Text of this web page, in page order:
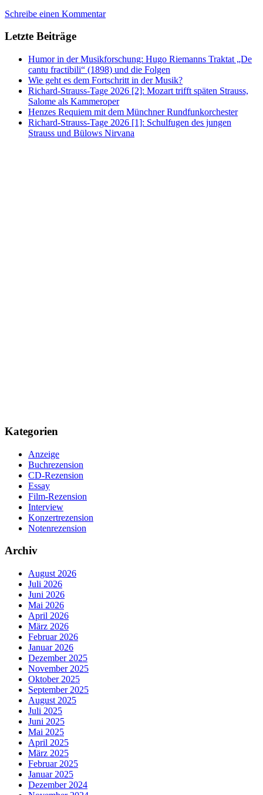
Schreibe einen Kommentar
Letzte Beiträge
Humor in der Musikforschung: Hugo Riemanns Traktat „De
cantu fractibili“ (1898) und die Folgen
Wie geht es dem Fortschritt in der Musik?
Richard-Strauss-Tage 2026 [2]: Mozart trifft späten Strauss,
Salome als Kammeroper
Henzes Requiem mit dem Münchner Rundfunkorchester
Richard-Strauss-Tage 2026 [1]: Schulfugen des jungen
Strauss und Bülows Nirvana
Kategorien
Anzeige
Buchrezension
CD-Rezension
Essay
Film-Rezension
Interview
Konzertrezension
Notenrezension
Archiv
August 2026
Juli 2026
Juni 2026
Mai 2026
April 2026
März 2026
Februar 2026
Januar 2026
Dezember 2025
November 2025
Oktober 2025
September 2025
August 2025
Juli 2025
Juni 2025
Mai 2025
April 2025
März 2025
Februar 2025
Januar 2025
Dezember 2024